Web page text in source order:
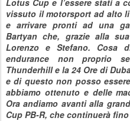
Lotus Cup e l’essere stati a
vissuto il motorsport ad alto
e arrivare pronti ad una
Bartyan che, grazie alla
Lorenzo e Stefano. Cosa
endurance non proprio
Thunderhill e la 24 Ore di
e di questo non posso
abbiamo ottenuto e delle
Ora andiamo avanti alla
Cup PB-R, che continuerà fino